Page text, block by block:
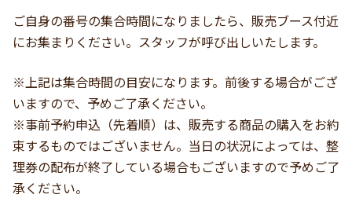
ご自身の番号の集合時間になりましたら、販売ブース付近
にお集まりください。スタッフが呼び出しいたします。
※上記は集合時間の目安になります。前後する場合がござ
いますので、予めご了承ください。
※事前予約申込（先着順）は、販売する商品の購入をお約
束するものではございません。当日の状況によっては、整
理券の配布が終了している場合もございますので予めご了
承ください。